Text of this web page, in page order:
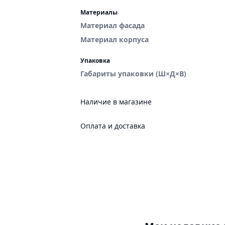
Материалы
Материал фасада
Материал корпуса
Упаковка
Габариты упаковки (Ш×Д×В)
Наличие в магазине
Оплата и доставка